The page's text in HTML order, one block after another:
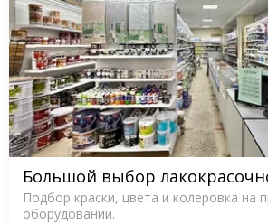
Большой выбор
Подбор краски, цвета и колеровка на
оборудовании.